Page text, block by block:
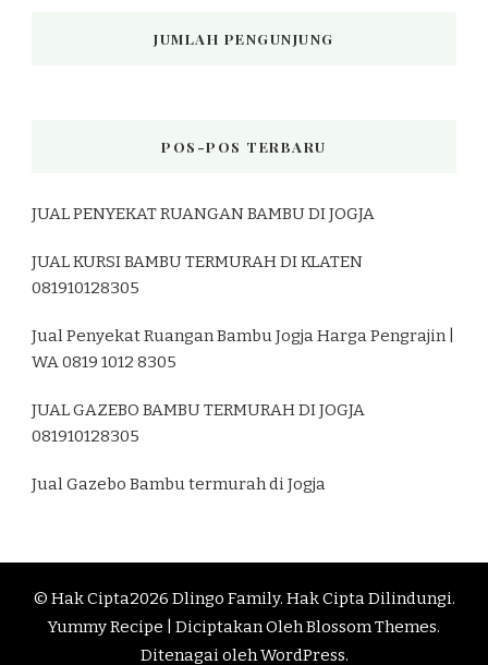
JUMLAH PENGUNJUNG
POS-POS TERBARU
JUAL PENYEKAT RUANGAN BAMBU DI JOGJA
JUAL KURSI BAMBU TERMURAH DI KLATEN
081910128305
Jual Penyekat Ruangan Bambu Jogja Harga Pengrajin |
WA 0819 1012 8305
JUAL GAZEBO BAMBU TERMURAH DI JOGJA
081910128305
Jual Gazebo Bambu termurah di Jogja
© Hak Cipta2026 Dlingo Family. Hak Cipta Dilindungi.
Yummy Recipe | Diciptakan OlehBlossom Themes.
Ditenagai olehWordPress.